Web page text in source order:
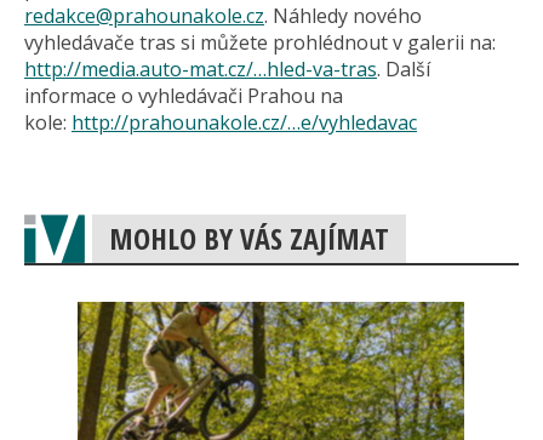
redakce@prahounakole.cz. Náhledy nového
vyhledávače tras si můžete prohlédnout v galerii na:
http://media.auto-mat.cz/…hled-va-tras. Další
informace o vyhledávači Prahou na
kole: http://prahounakole.cz/…e/vyhledavac
MOHLO BY VÁS ZAJÍMAT